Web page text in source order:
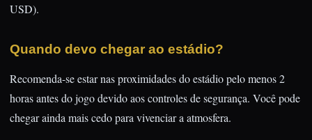
USD).
Quando devo chegar ao estádio?
Recomenda-se estar nas proximidades do estádio pelo menos 2
horas antes do jogo devido aos controles de segurança. Você pode
chegar ainda mais cedo para vivenciar a atmosfera.